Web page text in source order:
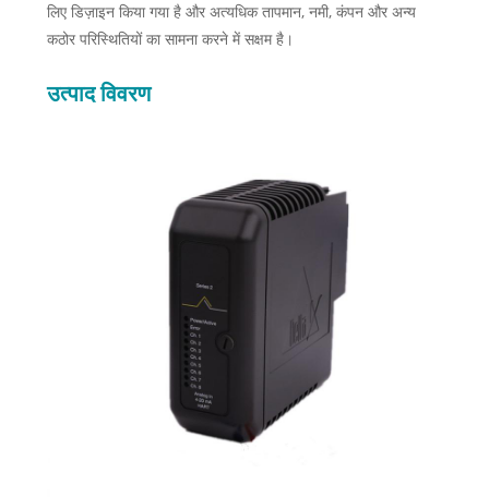
लिए डिज़ाइन किया गया है और अत्यधिक तापमान, नमी, कंपन और अन्य
कठोर परिस्थितियों का सामना करने में सक्षम है।
उत्पाद विवरण